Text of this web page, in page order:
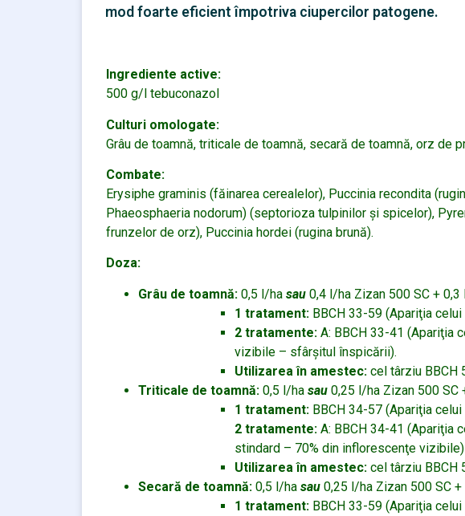
mod foarte eficient împotriva ciupercilor patogene.
Ingrediente active:
500 g/l tebuconazol
Culturi omologate:
Grâu de toamnă, triticale de toamnă, secară de toamnă, orz de
Combate:
Erysiphe graminis (făinarea cerealelor), Puccinia recondita
Phaeosphaeria nodorum) (septorioza tulpinilor şi spicelor),
frunzelor de orz), Puccinia hordei (rugina brună).
Doza:
Grâu de toamnă: 0,5 l/ha sau 0,4 l/ha Zizan 500 SC +
1 tratament: BBCH 33-59 (Apariţia
2 tratamente: A: BBCH 33-41 (Apariţia
vizibile – sfârşitul înspicării).
Utilizarea în amestec: cel târziu BBCH
Triticale de toamnă: 0,5 l/ha sau 0,25 l/ha Zizan 500 SC
1 tratament: BBCH 34-57 (Apariţia
2 tratamente: A: BBCH 34-41 (Apariţia
stindard – 70% din inflorescenţe vizibile)
Utilizarea în amestec: cel târziu BBCH
Secară de toamnă: 0,5 l/ha sau 0,25 l/ha Zizan 500 SC
1 tratament: BBCH 33-59 (Apariţia